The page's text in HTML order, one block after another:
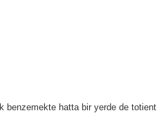
benzemekte hatta bir yerde de totient